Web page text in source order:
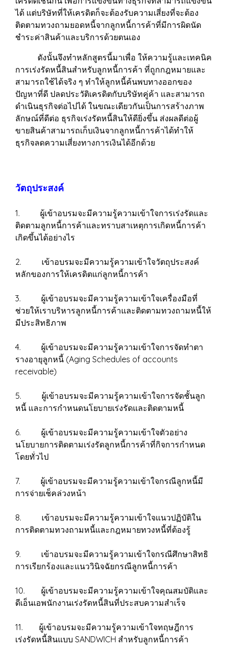
ได้ แต่บริษัทที่ให้เครดิตก็จะต้องรับความเสี่ยงที่จะต้อง
ติดตามทวงถามยอดหนี้จากลูกหนี้การค้าที่มีการผิดนัด
ชำระค่าสินค้าและบริการด้วยตนเอง
ดังนั้นจึงทำหลักสูตรนี้มาเพื่อ ให้ความรู้และเทคนิค
การเร่งรัดหนี้สินสำหรับลูกหนี้การค้า ที่ถูกกฎหมายและ
สามารถใช้ได้จริง ๆ ทำให้ลูกหนี้ค้นพบทางออกของ
ปัญหาที่ดี ปลดประวัติเครดิตกับบริษัทคู่ค้า และสามารถ
ดำเนินธุรกิจต่อไปได้ ในขณะเดียวกันเป็นการสร้างภาพ
ลักษณ์ที่ดีต่อ ธุรกิจเร่งรัดหนี้สินให้ดียิ่งขึ้น ส่งผลดีต่อผู้
ขายสินค้าสามารถเก็บเงินจากลูกหนี้การค้าได้ทำให้
ธุรกิจลดความเสี่ยงทางการเงินได้อีกด้วย
วัตถุประสงค์
1. ผู้เข้าอบรมจะมีความรู้ความเข้าใจการเร่งรัดและ
ติดตามลูกหนี้การค้าและทราบสาเหตุการเกิดหนี้การค้า
เกิดขึ้นได้อย่างไร
2. เข้าอบรมจะมีความรู้ความเข้าใจวัตถุประสงค์
หลักของการให้เครดิตแก่ลูกหนี้การค้า
3. ผู้เข้าอบรมจะมีความรู้ความเข้าใจเครื่องมือที่
ช่วยให้เราบริหารลูกหนี้การค้าและติดตามทวงถามหนี้ให้
มีประสิทธิภาพ
4. ผู้เข้าอบรมจะมีความรู้ความเข้าใจการจัดทำตา
รางอายุลูกหนี้ (Aging Schedules of accounts
receivable)
5. ผู้เข้าอบรมจะมีความรู้ความเข้าใจการจัดชั้นลูก
หนี้ และการกำหนดนโยบายเร่งรัดและติดตามหนี้
6. ผู้เข้าอบรมจะมีความรู้ความเข้าใจตัวอย่าง
นโยบายการติดตามเร่งรัดลูกหนี้การค้าที่กิจการกำหนด
โดยทั่วไป
7. ผู้เข้าอบรมจะมีความรู้ความเข้าใจกรณีลูกหนี้มี
การจ่ายเช็คล่วงหน้า
8. เข้าอบรมจะมีความรู้ความเข้าใจแนวปฏิบัติใน
การติดตามทวงถามหนี้และกฎหมายทวงหนี้ที่ต้องรู้
9. เข้าอบรมจะมีความรู้ความเข้าใจกรณีศึกษาสิทธิ
การเรียกร้องและแนววินิจฉัยกรณีลูกหนี้การค้า
10. ผู้เข้าอบรมจะมีความรู้ความเข้าใจคุณสมบัติและ
ดีเอ็นเอพนักงานเร่งรัดหนี้สินที่ประสบความสำเร็จ
11. ผู้เข้าอบรมจะมีความรู้ความเข้าใจทฤษฎีการ
เร่งรัดหนี้สินแบบ SANDWICH สำหรับลูกหนี้การค้า